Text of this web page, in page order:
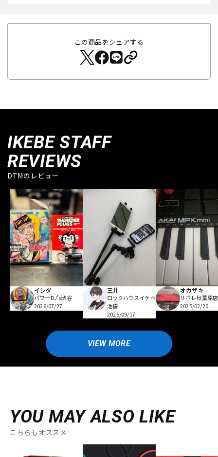
この商品をシェアする
IKEBE STAFF
REVIEWS
DTMのレビュー
イシダ
パワーDJ's渋谷
2026/07/27
三井
ロックハウスイケベ
池袋
2025/09/17
オカザキ
リボレ秋葉原店
2025/02/20
VIEW MORE
YOU MAY ALSO LIKE
こちらもオススメ